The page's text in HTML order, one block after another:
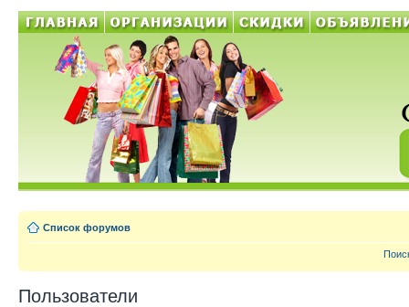
Список форумов
Пользователи